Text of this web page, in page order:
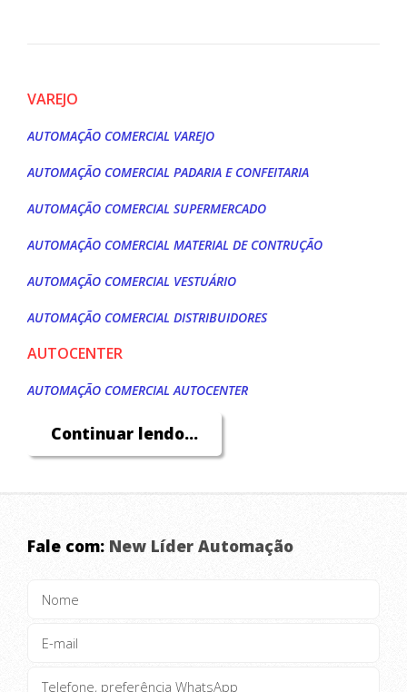
VAREJO
AUTOMAÇÃO COMERCIAL VAREJO
AUTOMAÇÃO COMERCIAL PADARIA E CONFEITARIA
AUTOMAÇÃO COMERCIAL SUPERMERCADO
AUTOMAÇÃO COMERCIAL MATERIAL DE CONTRUÇÃO
AUTOMAÇÃO COMERCIAL VESTUÁRIO
AUTOMAÇÃO COMERCIAL DISTRIBUIDORES
AUTOCENTER
AUTOMAÇÃO COMERCIAL AUTOCENTER
AUTOMAÇÃO COMERCIAL AUTO PEÇAS
AUTOMAÇÃO COMERCIAL OFICINA MECÂNICA
RESTAURANTE
AUTOMAÇÃO COMERCIAL À LA CARTE
AUTOMAÇÃO COMERCIAL COMIDA A QUILO
AUTOMAÇÃO COMERCIAL FAST FOOD
AUTOMAÇÃO COMERCIAL PIZZARIA
Continuar lendo...
Fale com: New Líder Automação